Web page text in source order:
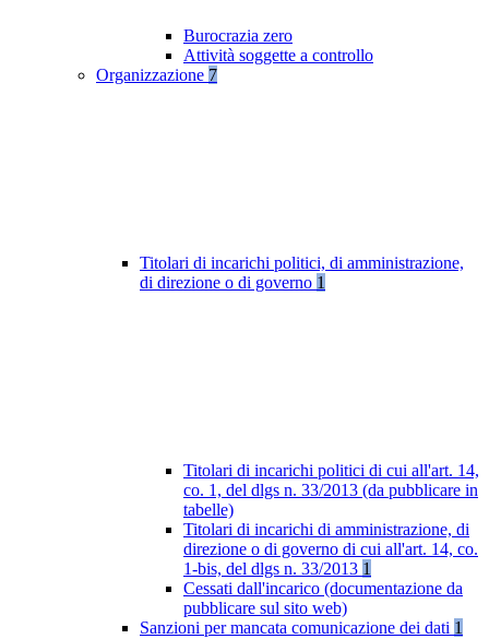
Burocrazia zero
Attività soggette a controllo
Organizzazione 7
Titolari di incarichi politici, di amministrazione,
di direzione o di governo 1
Titolari di incarichi politici di cui all'art. 14,
co. 1, del dlgs n. 33/2013 (da pubblicare in
tabelle)
Titolari di incarichi di amministrazione, di
direzione o di governo di cui all'art. 14, co.
1-bis, del dlgs n. 33/2013 1
Cessati dall'incarico (documentazione da
pubblicare sul sito web)
Sanzioni per mancata comunicazione dei dati 1